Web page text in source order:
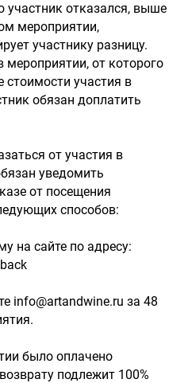
участник отказался, выше
мероприятии,
участнику разницу.
мероприятии, от которого
стоимости участия в
обязан доплатить
от участия в
уведомить
от посещения
способов:
на сайте по адресу:
info@artandwine.ru за 48
было оплачено
подлежит 100%